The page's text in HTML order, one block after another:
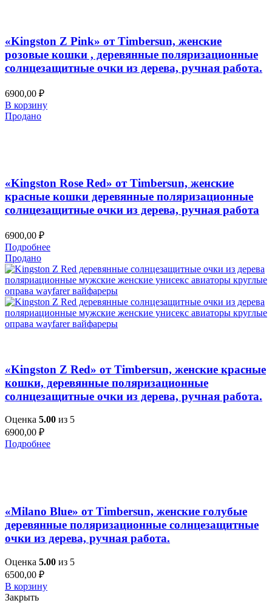
«Kingston Z Pink» от Timbersun, женские
розовые кошки , деревянные поляризационные
солнцезащитные очки из дерева, ручная работа.
6900,00 ₽
В корзину
Продано
«Kingston Rose Red» от Timbersun, женские
красные кошки деревянные поляризационные
солнцезащитные очки из дерева, ручная работа
6900,00 ₽
Подробнее
Продано
«Kingston Z Red» от Timbersun, женские красные
кошки, деревянные поляризационные
солнцезащитные очки из дерева, ручная работа.
Оценка 5.00 из 5
6900,00 ₽
Подробнее
«Milano Blue» от Timbersun, женские голубые
деревянные поляризационные солнцезащитные
очки из дерева, ручная работа.
Оценка 5.00 из 5
6500,00 ₽
В корзину
Закрыть